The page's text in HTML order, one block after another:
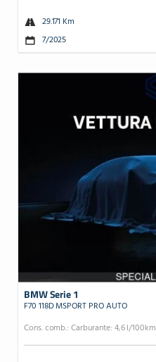
29.171 Km
7/2025
BMW Serie 1
F70 118D MSPORT PRO AUTO
Cons. comb.: Carburante: 4,6 l/100km